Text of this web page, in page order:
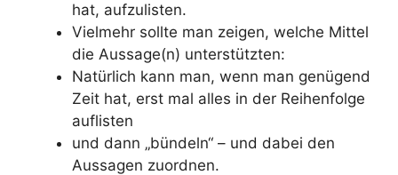
hat, aufzulisten.
Vielmehr sollte man zeigen, welche Mittel
die Aussage(n) unterstützten:
Natürlich kann man, wenn man genügend
Zeit hat, erst mal alles in der Reihenfolge
auflisten
und dann „bündeln“ – und dabei den
Aussagen zuordnen.